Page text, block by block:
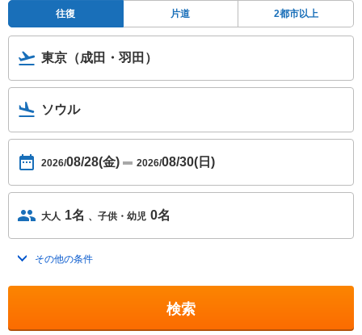
往復 片道 2都市以上
東京（成田・羽田）
ソウル
2026/08/28(金) 2026/08/30(日)
大人 1名 子供・幼児 0名
トグルを開く
その他の条件
検索